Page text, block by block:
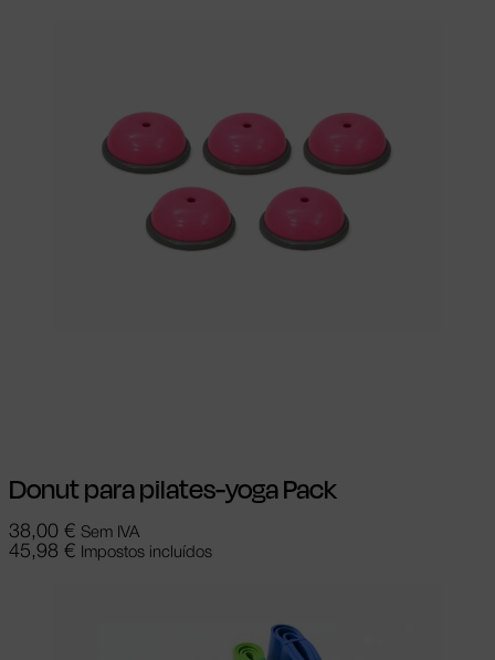
Donut para pilates-yoga Pack
38,00 € Sem IVA
45,98 € Impostos incluídos